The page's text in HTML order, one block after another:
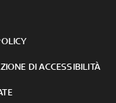
DI ACCESSIBILITÀ